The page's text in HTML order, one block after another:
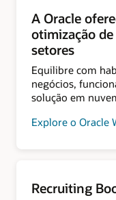
A Oracle
otimização
setores
Equilibre com
negócios,
solução em
Explore o Oracle
Recruiting